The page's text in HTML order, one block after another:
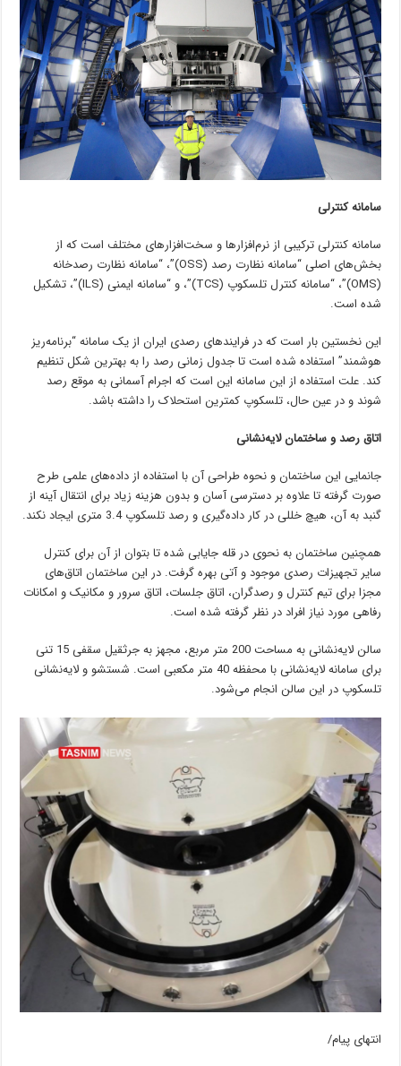
سامانه کنترلی
سامانه کنترلی ترکیبی از نرم‌افزارها و سخت‌افزارهای مختلف است که از
بخش‌های اصلی “سامانه نظارت رصد (OSS)”، “سامانه نظارت رصدخانه
(OMS)”، “سامانه کنترل تلسکوپ (TCS)”، و “سامانه ایمنی (ILS)”، تشکیل
شده است.
این نخستین بار است که در فرایندهای رصدی ایران از یک سامانه “برنامه‌ریز
هوشمند” استفاده شده است تا جدول زمانی رصد را به بهترین شکل تنظیم
کند. علت استفاده از این سامانه این است که اجرام آسمانی به موقع رصد
شوند و در عین حال، تلسکوپ کمترین استحلاک را داشته باشد.
اتاق رصد و ساختمان لایه‌نشانی
جانمایی این ساختمان و نحوه طراحی آن با استفاده از داده‌های علمی طرح
صورت گرفته تا علاوه بر دسترسی آسان و بدون هزینه زیاد برای انتقال آینه از
گنبد به آن،‌ هیچ خللی در کار داده‌گیری و رصد تلسکوپ 3.4 متری ایجاد نکند.
همچنین ساختمان به نحوی در قله جایابی شده تا بتوان از آن برای کنترل
سایر تجهیزات رصدی موجود و آتی بهره گرفت. در این ساختمان اتاق‌های
مجزا برای تیم کنترل و رصدگران، اتاق جلسات، اتاق سرور و مکانیک و امکانات
رفاهی مورد نیاز افراد در نظر گرفته شده است.
سالن لایه‌نشانی به مساحت 200 متر مربع، مجهز به جرثقیل سقفی 15 تنی
برای سامانه لایه‌نشانی با محفظه 40 متر مکعبی است. شستشو و لایه‌نشانی
تلسکوپ در این سالن انجام می‌شود.
انتهای پیام/